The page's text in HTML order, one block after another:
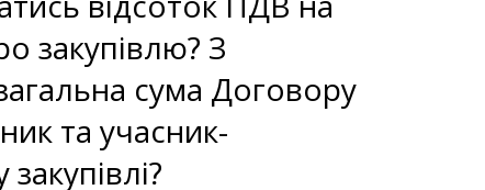
закупівлю? З
сума Договору
та учасник-